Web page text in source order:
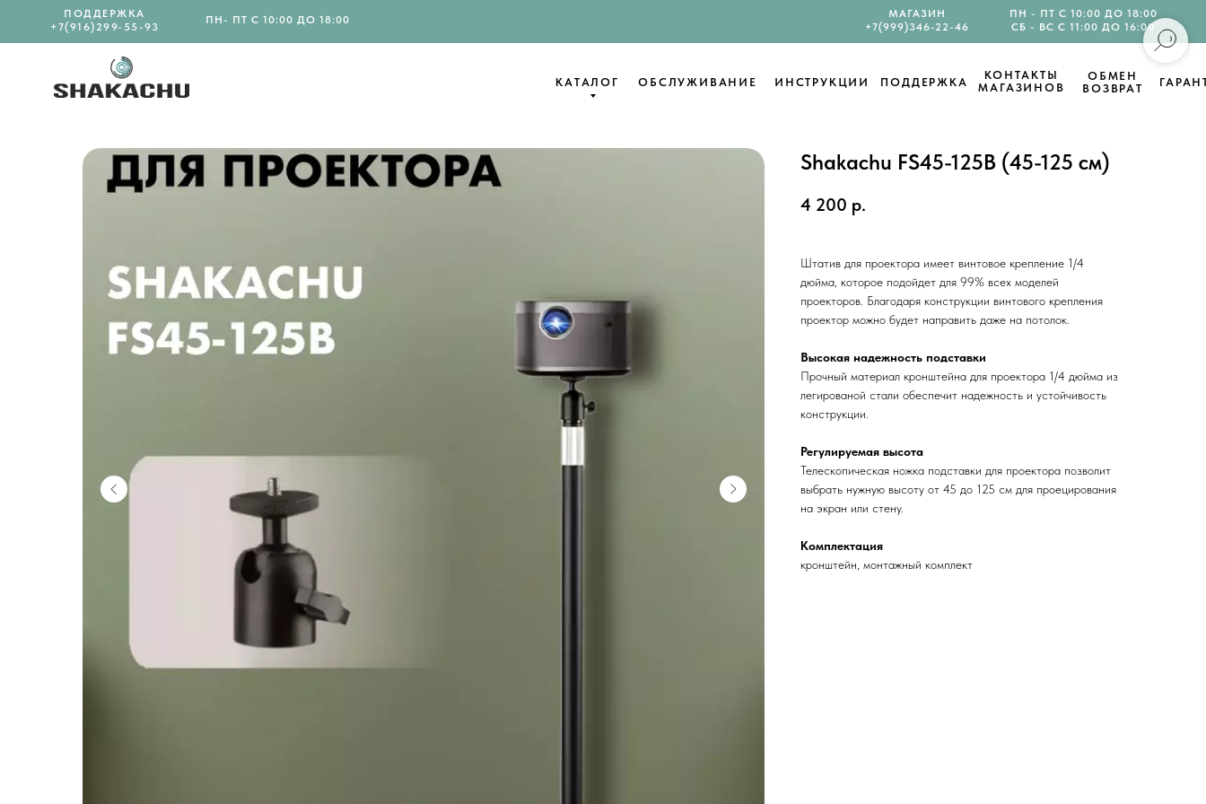
ИНСТРУКЦИИ ПОДДЕРЖКА
КОНТАКТЫ
МАГАЗИНОВ
ОБМЕН
ВОЗВРАТ
КАТАЛОГ
ПОДДЕРЖКА
+7(916)299-55-93
МАГАЗИН
+7(999)346-22-46
ПН- ПТ С 10:00 ДО 18:00
ПН - ПТ С 10:00 ДО 18:00
СБ - ВС С 11:00 ДО 16:00
ОБСЛУЖИВАНИЕ
Shakachu FS45-125B (45-125 см)
4 200 р.
Штатив для проектора имеет винтовое крепление 1/4
дюйма, которое подойдет для 99% всех моделей
проекторов. Благодаря конструкции винтового крепления
проектор можно будет направить даже на потолок.
Высокая надежность подставки
Прочный материал кронштейна для проектора 1/4 дюйма из
легированой стали обеспечит надежность и устойчивость
конструкции.
Регулируемая высота
Телескопическая ножка подставки для проектора позволит
выбрать нужную высоту от 45 до 125 см для проецирования
на экран или стену.
Комплектация
кронштейн, монтажный комплект